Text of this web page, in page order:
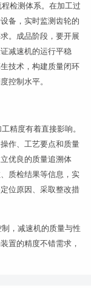
检测体系。在加工过
备，实时监测齿轮的
。成品阶段，要开展
减速机的运行平稳
技术，构建质量闭环
控制水平。
精度有着直接影响。
作、工艺要点和质量
优良的质量追溯体
质检结果等信息，实
位原因、采取整改措
，减速机的质量与性
置的精度不错需求，